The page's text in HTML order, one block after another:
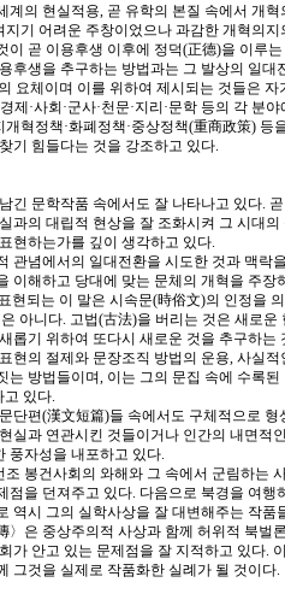
계의 현실적용, 곧 유학의 본질 속에서 개
지기 어려운 주창이었으나 과감한 개혁의
이 곧 이용후생 이후에 정덕(正德)을 이루
후생을 추구하는 방법과는 그 발상의 일대
요체이며 이를 위하여 제시되는 것들은
제·사회·군사·천문·지리·문학 등의 각 분
혁정책·화폐정책·중상정책(重商政策) 등
기 힘들다는 것을 강조하고 있다.
긴 문학작품 속에서도 잘 나타나고 있다.
과의 대립적 현상을 잘 조화시켜 그 시대
현하는가를 깊이 생각하고 있다.
관념에서의 일대전환을 시도한 것과 맥락
이해하고 당대에 맞는 문체의 개혁을 주장
현되는 이 말은 시속문(時俗文)의 인정을
아니다. 고법(古法)을 버리는 것은 새로
롭기 위하여 또다시 새로운 것을 추구하는
현의 절제와 문장조직 방법의 운용, 사실
는 방법들이며, 이는 그의 문집 속에 수록
고 있다.
단편(漢文短篇)들 속에서도 구체적으로
실과 연관시킨 것들이거나 인간의 내면적
풍자성을 내포하고 있다.
조 봉건사회의 와해와 그 속에서 군림하는
점을 던져주고 있다. 다음으로 북경을 여행
역시 그의 실학사상을 잘 대변해주는 작품
〉은 중상주의적 사상과 함께 허위적 북벌
가 안고 있는 문제점을 잘 지적하고 있다.
그것을 실제로 작품화한 실례가 될 것이다.